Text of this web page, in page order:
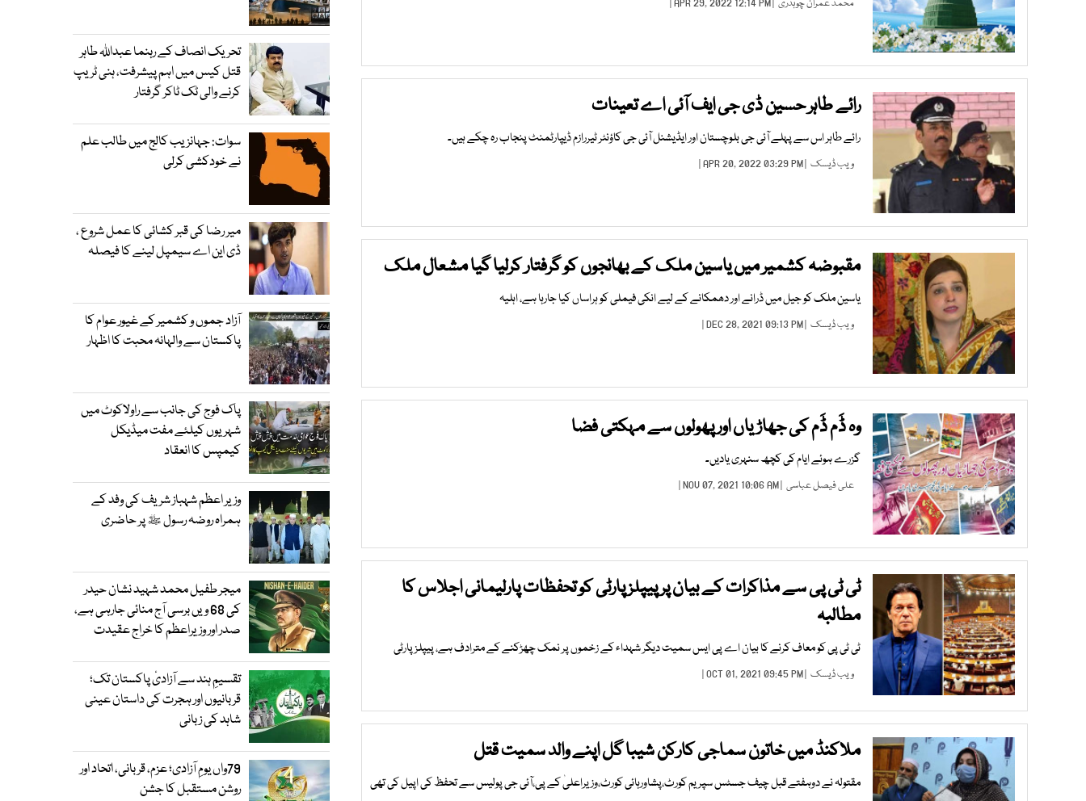
محمد عمران چوہدری | APR 29, 2022 12:14 PM |
رائے طاہر حسین ڈی جی ایف آئی اے تعینات
رائے طاہر اس سے پہلے آئی جی بلوچستان اور ایڈیشنل آئی جی کاؤنٹر ٹیررازم ڈیپارٹمنٹ پنجاب رہ چکے ہیں۔
ویب ڈیسک | APR 20, 2022 03:29 PM |
مقبوضہ کشمیر میں یاسین ملک کے بھانجوں کو گرفتار کرلیا گیا مشعال ملک
یاسین ملک کو جیل میں ڈرانے اور دھمکانے کے لیے انکی فیملی کو ہراساں کیا جارہا ہے، اہلیہ
ویب ڈیسک | DEC 28, 2021 09:13 PM |
وہ ڈَم ڈَم کی جھاڑیاں اور پھولوں سے مہکتی فضا
گزرے ہوئے ایام کی کچھ سنہری یادیں۔
علی فیصل عباسی | NOV 07, 2021 10:06 AM |
ٹی ٹی پی سے مذاکرات کے بیان پر پیپلزپارٹی کو تحفظات پارلیمانی اجلاس کا
مطالبہ
ٹی ٹی پی کو معاف کرنے کا بیان اے پی ایس سمیت دیگر شہداء کے زخموں پر نمک چھڑکنے کے مترادف ہے، پیپلزپارٹی
ویب ڈیسک | OCT 01, 2021 09:45 PM |
ملاکنڈ میں خاتون سماجی کارکن شیبا گل اپنے والد سمیت قتل
مقتولہ نے دوہفتے قبل چیف جسٹس سپریم کورٹ،پشاورہائی کورٹ،وزیراعلیٰ کے پی،آئی جی پولیس سے تحفظ کی اپیل کی تھی
تحریک انصاف کے رہنما عبداللہ طاہر
قتل کیس میں اہم پیشرفت، ہنی ٹریپ
کرنے والی ٹک ٹاکر گرفتار
سوات: جہانزیب کالج میں طالب علم
نے خودکشی کرلی
میر رضا کی قبر کشائی کا عمل شروع ،
ڈی این اے سیمپل لینے کا فیصلہ
آزاد جموں و کشمیر کے غیور عوام کا
پاکستان سے والہانہ محبت کا اظہار
پاک فوج کی جانب سے راولاکوٹ میں
شہریوں کیلئے مفت میڈیکل
کیمپس کا انعقاد
وزیر اعظم شہباز شریف کی وفد کے
ہمراہ روضہ رسول ﷺ پر حاضری
میجر طفیل محمد شہید نشان حیدر
کی 68 ویں برسی آج منائی جارہی ہے،
صدر اور وزیراعظم کا خراج عقیدت
تقسیمِ ہند سے آزادیٔ پاکستان تک؛
قربانیوں اور ہجرت کی داستان عینی
شاہد کی زبانی
79واں یومِ آزادی؛ عزم، قربانی، اتحاد اور
روشن مستقبل کا جشن